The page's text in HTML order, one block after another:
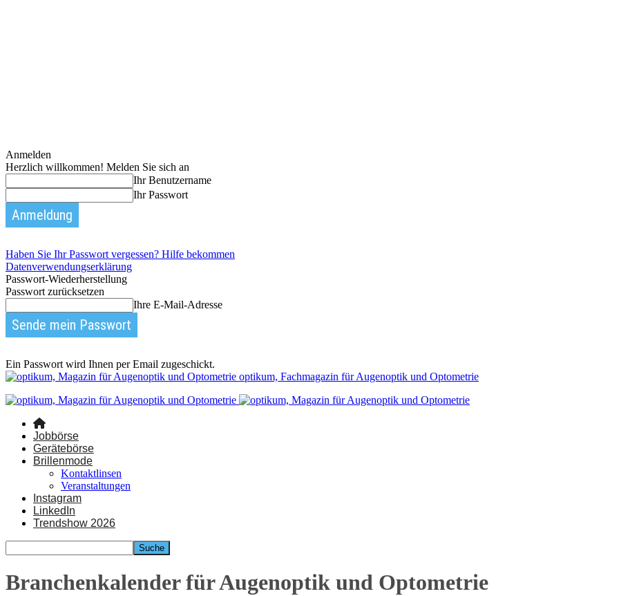
Anmelden
Herzlich willkommen! Melden Sie sich an
Ihr Benutzername
Ihr Passwort
Haben Sie Ihr Passwort vergessen? Hilfe bekommen
Datenverwendungserklärung
Passwort-Wiederherstellung
Passwort zurücksetzen
Ihre E-Mail-Adresse
Ein Passwort wird Ihnen per Email zugeschickt.
optikum, Fachmagazin für Augenoptik und Optometrie
Jobbörse
Gerätebörse
Brillenmode
Kontaktlinsen
Veranstaltungen
Instagram
LinkedIn
Trendshow 2026
Branchenkalender für Augenoptik und Optometrie